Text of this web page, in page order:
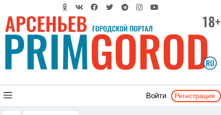
Войти Регистрация